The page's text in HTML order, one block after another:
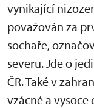
vynikající
považován za
sochaře,
severu. Jde o
ČR. Také v
vzácné a